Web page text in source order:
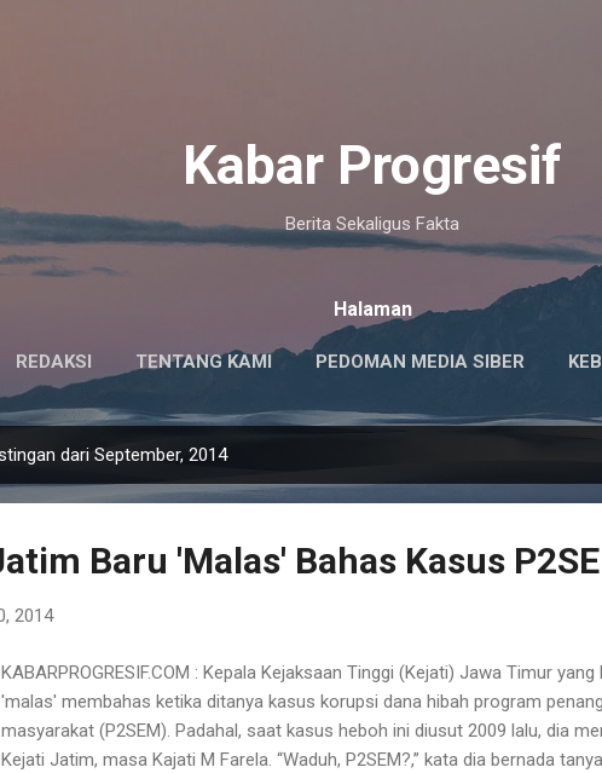
Kabar Progresif
Berita Sekaligus Fakta
Halaman
REDAKSI TENTANG KAMI PEDOMAN MEDIA SIBER
dari September, 2014
Baru 'Malas' Bahas Kasus
2014
KABARPROGRESIF.COM : Kepala Kejaksaan Tinggi (Kejati) Jawa Timur
'malas' membahas ketika ditanya kasus korupsi dana hibah program
masyarakat (P2SEM). Padahal, saat kasus heboh ini diusut 2009 lalu, dia
Kejati Jatim, masa Kajati M Farela. “Waduh, P2SEM?,” kata dia bernada